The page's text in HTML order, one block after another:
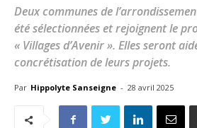
Deux communes de
été sélectionnées et rejoignent le
« Villages d’Avenir ». Elles seront
concrétisation de leurs projets.
Par Hippolyte Sanseigne - 28 avril 2025